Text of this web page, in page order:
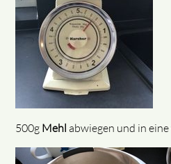
500g Mehl abwiegen und in